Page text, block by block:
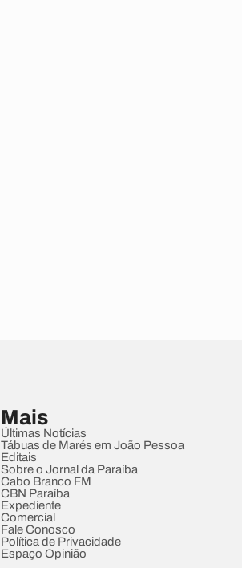
Mais
Últimas Notícias
Tábuas de Marés em João Pessoa
Editais
Sobre o Jornal da Paraíba
Cabo Branco FM
CBN Paraíba
Expediente
Comercial
Fale Conosco
Política de Privacidade
Espaço Opinião